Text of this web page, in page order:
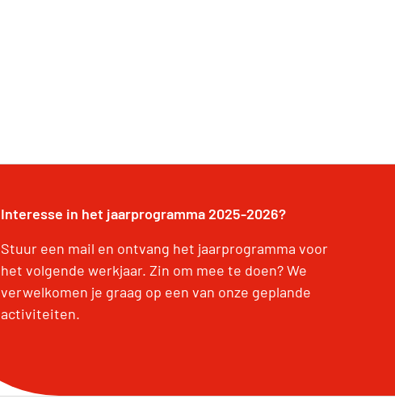
Interesse in het jaarprogramma 2025-2026?
Stuur een mail en ontvang het jaarprogramma voor
het volgende werkjaar. Zin om mee te doen? We
verwelkomen je graag op een van onze geplande
activiteiten.